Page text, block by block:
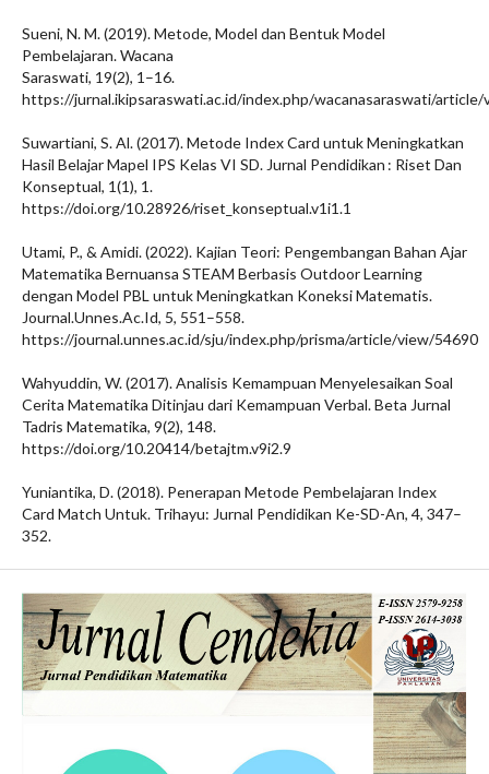
Sueni, N. M. (2019). Metode, Model dan Bentuk Model
Pembelajaran. Wacana
Saraswati, 19(2), 1–16.
https://jurnal.ikipsaraswati.ac.id/index.php/wacanasaraswati/
Suwartiani, S. Al. (2017). Metode Index Card untuk Meningkatkan
Hasil Belajar Mapel IPS Kelas VI SD. Jurnal Pendidikan : Riset Dan
Konseptual, 1(1), 1.
https://doi.org/10.28926/riset_konseptual.v1i1.1
Utami, P., & Amidi. (2022). Kajian Teori: Pengembangan Bahan Ajar
Matematika Bernuansa STEAM Berbasis Outdoor Learning
dengan Model PBL untuk Meningkatkan Koneksi Matematis.
Journal.Unnes.Ac.Id, 5, 551–558.
https://journal.unnes.ac.id/sju/index.php/prisma/article/view/54690
Wahyuddin, W. (2017). Analisis Kemampuan Menyelesaikan Soal
Cerita Matematika Ditinjau dari Kemampuan Verbal. Beta Jurnal
Tadris Matematika, 9(2), 148.
https://doi.org/10.20414/betajtm.v9i2.9
Yuniantika, D. (2018). Penerapan Metode Pembelajaran Index
Card Match Untuk. Trihayu: Jurnal Pendidikan Ke-SD-An, 4, 347–
352.